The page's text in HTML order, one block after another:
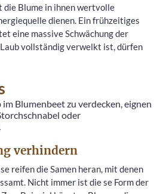
die Blume in ihnen wertvolle
dienen. Ein frühzeitiges
eine massive Schwächung der
vollständig verwelkt ist, dürfen
Blumenbeet zu verdecken, eignen
oder
verhindern
reifen die Samen heran, mit denen
Nicht immer ist die se Form der